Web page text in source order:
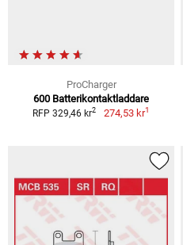
ProCharger
600 Batterikontaktladdare
RFP 329,46 kr2 274,53 kr1